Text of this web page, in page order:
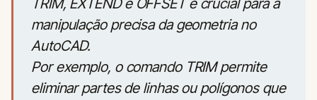
TRIM, EXTEND e OFFSET é crucial para a
manipulação precisa da geometria no
AutoCAD.
Por exemplo, o comando TRIM permite
eliminar partes de linhas ou polígonos que